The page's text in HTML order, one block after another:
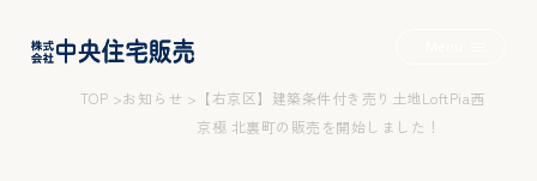
TOP お知らせ
【右京区】建築条件付き売り土地LoftPia西
京極 北裏町の販売を開始しました！